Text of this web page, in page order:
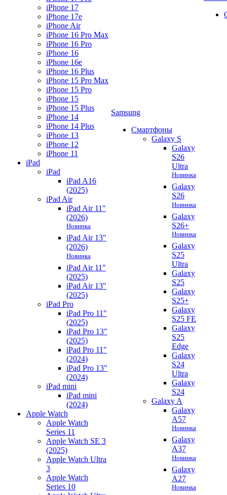
iPhone 17
iPhone 17e
iPhone Air
iPhone 16 Pro Max
iPhone 16 Pro
iPhone 16
iPhone 16e
iPhone 16 Plus
iPhone 15 Pro Max
iPhone 15 Pro
iPhone 15
iPhone 15 Plus
iPhone 14
iPhone 14 Plus
iPhone 13
iPhone 12
iPhone 11
iPad
iPad
iPad A16
(2025)
iPad Air
iPad Air 11"
(2026)
Новинка
iPad Air 13"
(2026)
Новинка
iPad Air 11"
(2025)
iPad Air 13"
(2025)
iPad Pro
iPad Pro 11"
(2025)
iPad Pro 13"
(2025)
iPad Pro 11"
(2024)
iPad Pro 13"
(2024)
iPad mini
iPad mini
(2024)
Apple Watch
Apple Watch
Series 11
Apple Watch SE 3
(2025)
Apple Watch Ultra
3
Apple Watch
Series 10
Samsung
Смартфоны
Galaxy S
Galaxy
S26
Ultra
Новинка
Galaxy
S26
Новинка
Galaxy
S26+
Новинка
Galaxy
S25
Ultra
Galaxy
S25
Galaxy
S25+
Galaxy
S25 FE
Galaxy
S25
Edge
Galaxy
S24
Ultra
Galaxy
S24
Galaxy A
Galaxy
A57
Новинка
Galaxy
A37
Новинка
Galaxy
A27
Новинка